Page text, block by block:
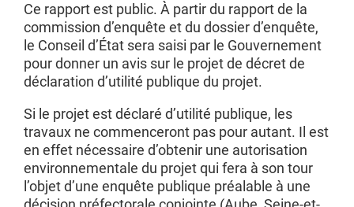
Ce rapport est public. À partir du rapport de la
commission d’enquête et du dossier d’enquête,
le Conseil d’État sera saisi par le Gouvernement
pour donner un avis sur le projet de décret de
déclaration d’utilité publique du projet.
Si le projet est déclaré d’utilité publique, les
travaux ne commenceront pas pour autant. Il est
en effet nécessaire d’obtenir une autorisation
environnementale du projet qui fera à son tour
l’objet d’une enquête publique préalable à une